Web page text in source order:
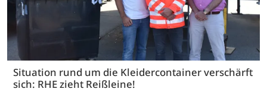
Situation rund um die Kleidercontainer verschärft
sich: RHE zieht Reißleine!